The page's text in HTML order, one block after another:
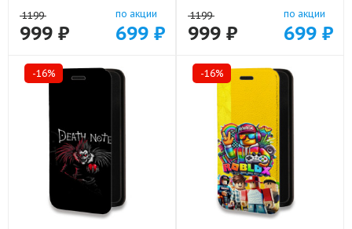
1199
999 ₽
по акции
699 ₽
1199
999 ₽
по акции
699 ₽
-16% -16%